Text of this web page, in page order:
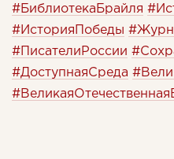
#БиблиотекаБрайля
#ИсторияПобеды
#ПисателиРоссии
#ДоступнаяСреда